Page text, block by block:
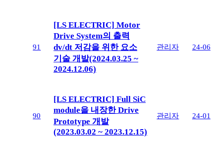
91
[LS ELECTRIC] Motor
Drive System의 출력
dv/dt 저감을 위한 요소
기술 개발(2024.03.25 ~
2024.12.06)
관리자 24-06
90
[LS ELECTRIC] Full SiC
module을 내장한 Drive
Prototype 개발
(2023.03.02 ~ 2023.12.15)
관리자 24-01